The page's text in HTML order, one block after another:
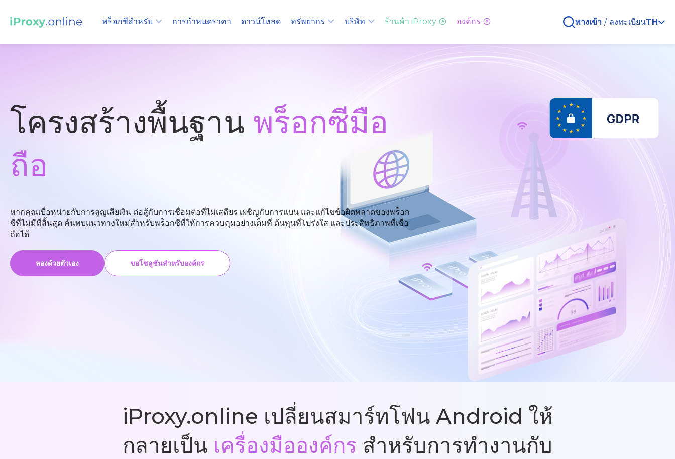
พร็อกซีสำหรับ การกำหนดราคา ดาวน์โหลด ทรัพยากร บริษัท ร้านค้า iProxy องค์กร ทางเข้า / ลงทะเบียนTH
โครงสร้างพื้นฐาน พร็อกซีมือ
ถือ
หากคุณเบื่อหน่ายกับการสูญเสียเงิน ต่อสู้กับการเชื่อมต่อที่ไม่เสถียร เผชิญกับการแบน และแก้ไขข้อผิดพลาดของพร็อก
ซีที่ไม่มีที่สิ้นสุด ค้นพบแนวทางใหม่สำหรับพร็อกซีที่ให้การควบคุมอย่างเต็มที่ ต้นทุนที่โปร่งใส และประสิทธิภาพที่เชื่อ
ถือได้
ลองด้วยตัวเอง ขอโซลูชันสำหรับองค์กร
iProxy.online เปลี่ยนสมาร์ทโฟน Android ให้
กลายเป็น เครื่องมือองค์กร สำหรับการทำงานกับ